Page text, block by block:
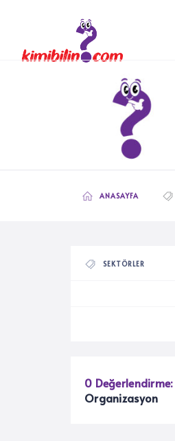
ANASAYFA
SEKTÖRLER
0 Değerlendirme:
Organizasyon